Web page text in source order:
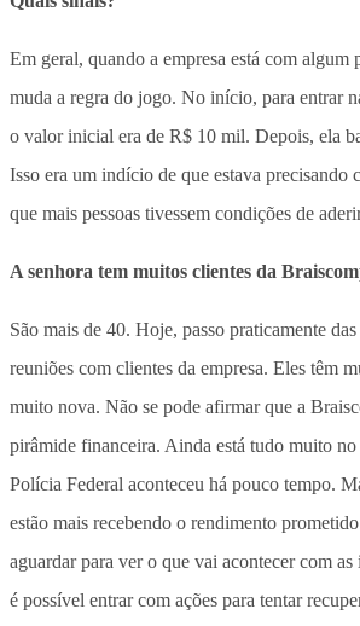
Em geral, quando a empresa está com algum
muda a regra do jogo. No início, para entrar
o valor inicial era de R$ 10 mil. Depois, ela
Isso era um indício de que estava precisando
que mais pessoas tivessem condições de
A senhora tem muitos clientes da
São mais de 40. Hoje, passo praticamente
reuniões com clientes da empresa. Eles têm
muito nova. Não se pode afirmar que a
pirâmide financeira. Ainda está tudo muito
Polícia Federal aconteceu há pouco tempo.
estão mais recebendo o rendimento
aguardar para ver o que vai acontecer com
é possível entrar com ações para tentar